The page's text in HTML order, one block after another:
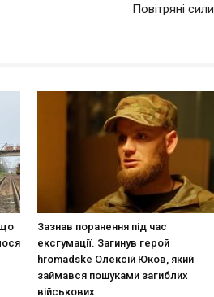
Повітряні сили
Зазнав поранення під час
ексгумації. Загинув герой
hromadske Олексій Юков, який
займався пошуками загиблих
військових